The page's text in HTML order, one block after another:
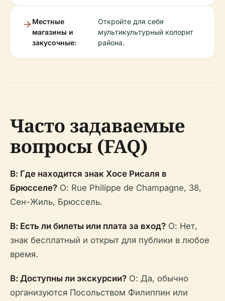
Местные
магазины и
закусочные:
Откройте для себя
мультикультурный колорит
района.
Часто задаваемые
вопросы (FAQ)
В: Где находится знак Хосе Рисаля в
Брюсселе? О: Rue Philippe de Champagne, 38,
Сен-Жиль, Брюссель.
В: Есть ли билеты или плата за вход? О: Нет,
знак бесплатный и открыт для публики в любое
время.
В: Доступны ли экскурсии? О: Да, обычно
организуются Посольством Филиппин или